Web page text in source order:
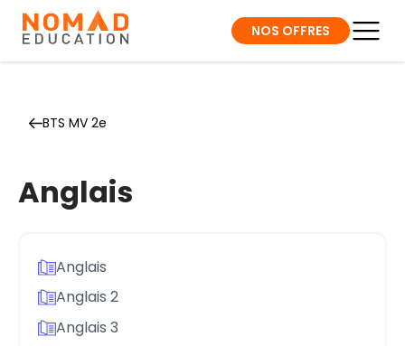
NOS OFFRES
BTS MV 2e
Anglais
Anglais
Anglais 2
Anglais 3